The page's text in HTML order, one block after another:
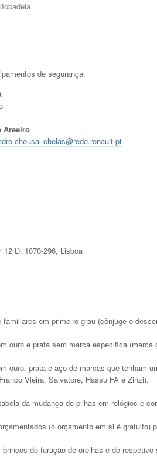
de segurança.
Areeiro
12 D, 1070-296, Lisboa
em primeiro grau (cônjuge e
ouro e prata sem marca especifica (marca
ouro, prata e aço de marcas que tenham
Vieira, Salvatore, Hassu FA e Zinzi).
da mudança de pilhas em relógios e
(o orçamento em si é gratuito)
de furação de orelhas e do respetivo